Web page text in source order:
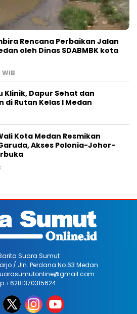
Rencana Perbaikan Jalan
oleh Dinas SDABMBK kota
Klinik, Dapur Sehat dan
di Rutan Kelas I Medan
Kota Medan Resmikan
Akses Polonia-Johor-
Suara Sumut
/ Jln. Perdana No.63 Medan
+6281370315624